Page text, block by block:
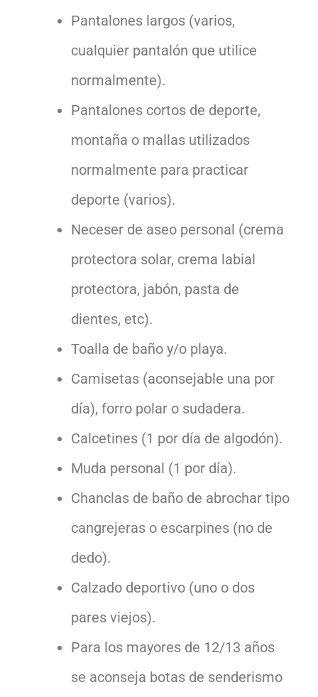
Pantalones largos (varios,
cualquier pantalón que utilice
normalmente).
Pantalones cortos de deporte,
montaña o mallas utilizados
normalmente para practicar
deporte (varios).
Neceser de aseo personal (crema
protectora solar, crema labial
protectora, jabón, pasta de
dientes, etc).
Toalla de baño y/o playa.
Camisetas (aconsejable una por
día), forro polar o sudadera.
Calcetines (1 por día de algodón).
Muda personal (1 por día).
Chanclas de baño de abrochar tipo
cangrejeras o escarpines (no de
dedo).
Calzado deportivo (uno o dos
pares viejos).
Para los mayores de 12/13 años
se aconseja botas de senderismo